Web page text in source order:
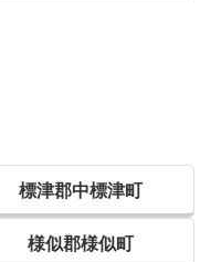
標津郡中標津町
様似郡様似町